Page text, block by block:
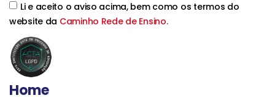
Li e aceito o aviso acima, bem como os termos do
website da Caminho Rede de Ensino.
Home